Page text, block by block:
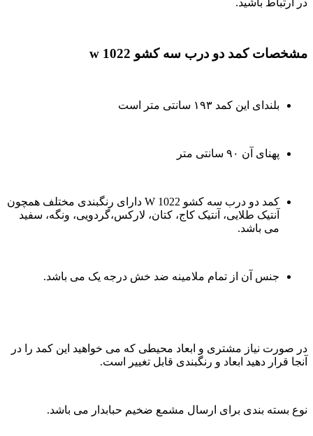
در ارتباط باشید.
مشخصات کمد دو درب سه کشو w 1022
بلندای این کمد ۱۹۳ سانتی متر است
پهنای آن ۹۰ سانتی متر
کمد دو درب سه کشو W 1022 دارای رنگبندی مختلف همچون
آنتیک طلایی، آنتیک کاج، کتان، لارکس،گردویی، ونگه، سفید
می باشد.
جنس آن از تمام ملامینه ضد خش درجه یک می باشد.
در صورت نیاز مشتری و ابعاد محیطی که می خواهید این کمد را در
آنجا قرار دهید ابعاد و رنگبندی قابل تغییر است.
نوع بسته بندی برای ارسال مشمع ضخیم حبابدار می باشد.